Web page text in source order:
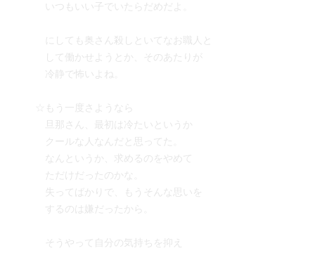
いつもいい子でいたらだめだよ。
にしても奥さん殺しといてなお職人と
して働かせようとか、そのあたりが
冷静で怖いよね。
☆もう一度さようなら
旦那さん、最初は冷たいというか
クールな人なんだと思ってた。
なんというか、求めるのをやめて
ただけだったのかな。
失ってばかりで、もうそんな思いを
するのは嫌だったから。
そうやって自分の気持ちを抑え